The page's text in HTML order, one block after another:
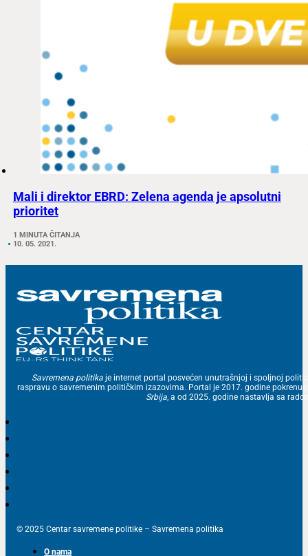
Mali i direktor EBRD: Zelena agenda je apsolutni
prioritet
1 MINUTA ČITANJA
10. 05. 2021.
Savremena politika je internet portal posvećen unutrašnjoj i spoljnoj
raspravu o savremenim političkim izazovima. Portal je 2017. godine
Srbija , a od 2025. godine nastavlja sa
© 2025 Centar savremene politike – Savremena politika
O nama